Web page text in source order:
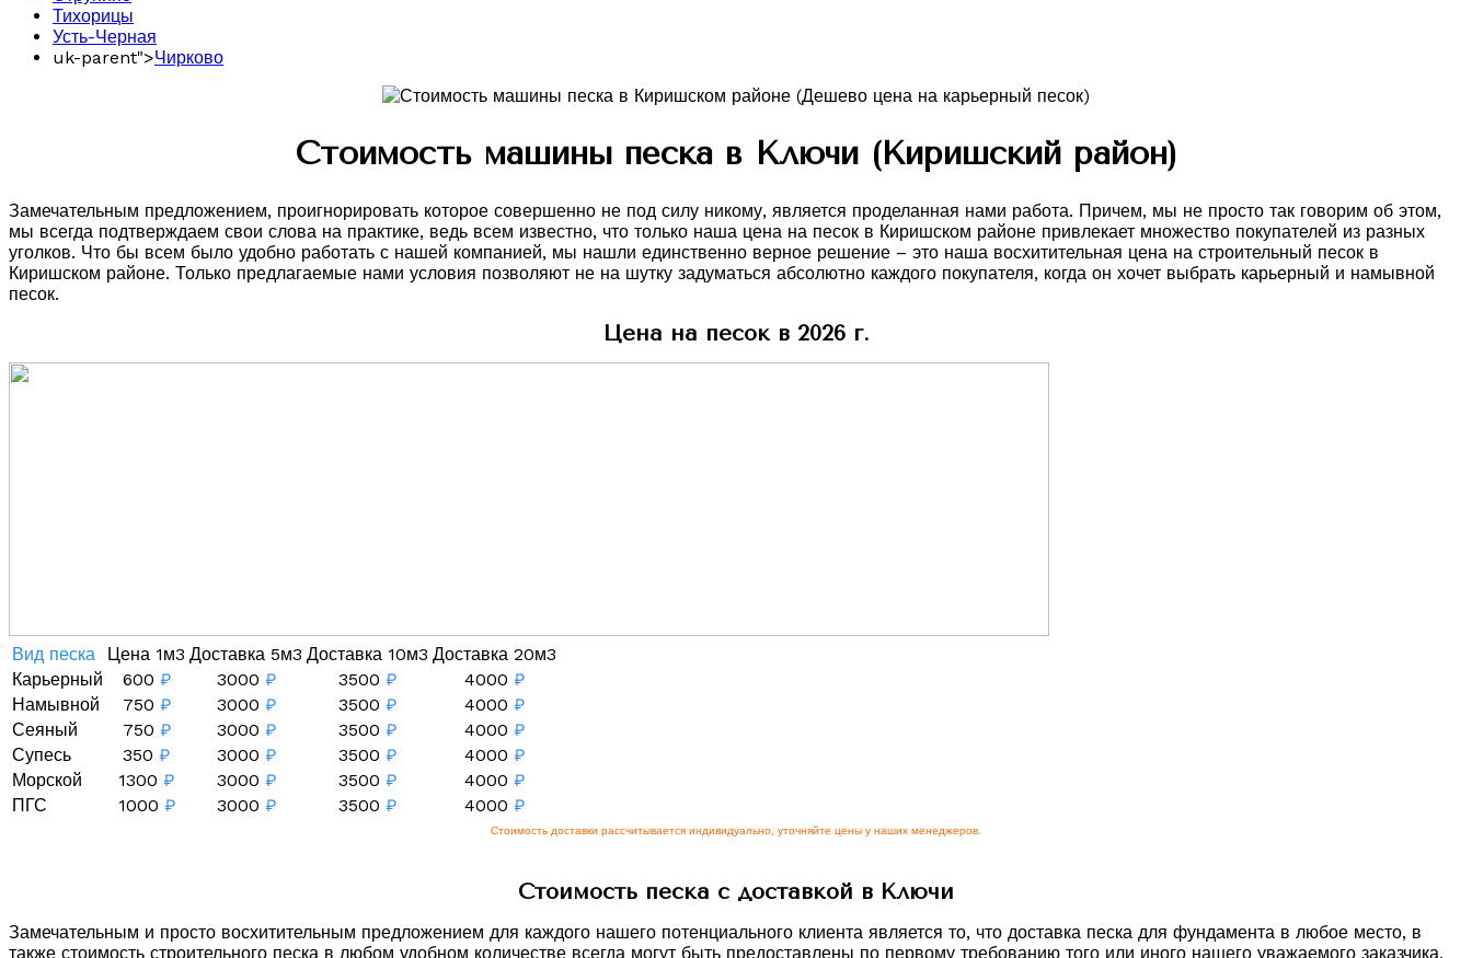
Тихорицы
Усть-Черная
uk-parent">Чирково
Стоимость машины песка в Ключи (Киришский район)
Замечательным предложением, проигнорировать которое совершенно не под силу никому, является проделанная нами работа. Причем, мы не просто так говорим об этом,
мы всегда подтверждаем свои слова на практике, ведь всем известно, что только наша цена на песок в Киришском районе привлекает множество покупателей из разных
уголков. Что бы всем было удобно работать с нашей компанией, мы нашли единственно верное решение – это наша восхитительная цена на строительный песок в
Киришском районе. Только предлагаемые нами условия позволяют не на шутку задуматься абсолютно каждого покупателя, когда он хочет выбрать карьерный и намывной
песок.
Цена на песок в 2026 г.
Вид песка Цена 1м3 Доставка 5м3 Доставка 10м3 Доставка 20м3
Карьерный
600 ₽ 3000 ₽ 3500 ₽ 4000 ₽
Намывной
750 ₽ 3000 ₽ 3500 ₽ 4000 ₽
Сеяный
750 ₽ 3000 ₽ 3500 ₽ 4000 ₽
Супесь
350 ₽ 3000 ₽ 3500 ₽ 4000 ₽
Морской
1300 ₽ 3000 ₽ 3500 ₽ 4000 ₽
ПГС
1000 ₽ 3000 ₽ 3500 ₽ 4000 ₽
Стоимость доставки рассчитывается индивидуально, уточняйте цены у наших менеджеров.
Стоимость песка с доставкой в Ключи
Замечательным и просто восхитительным предложением для каждого нашего потенциального клиента является то, что доставка песка для фундамента в любое место, в
также стоимость строительного песка в любом удобном количестве всегда могут быть предоставлены по первому требованию того или иного нашего уважаемого заказчика.